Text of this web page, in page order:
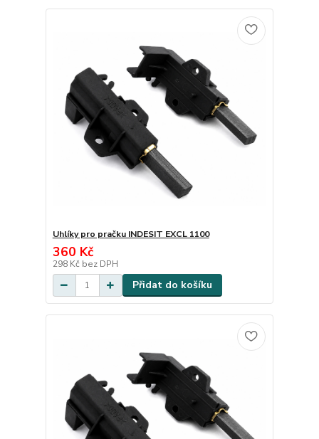
Uhlíky pro pračku INDESIT EXCL 1100
360 Kč
298 Kč bez DPH
Přidat do košíku